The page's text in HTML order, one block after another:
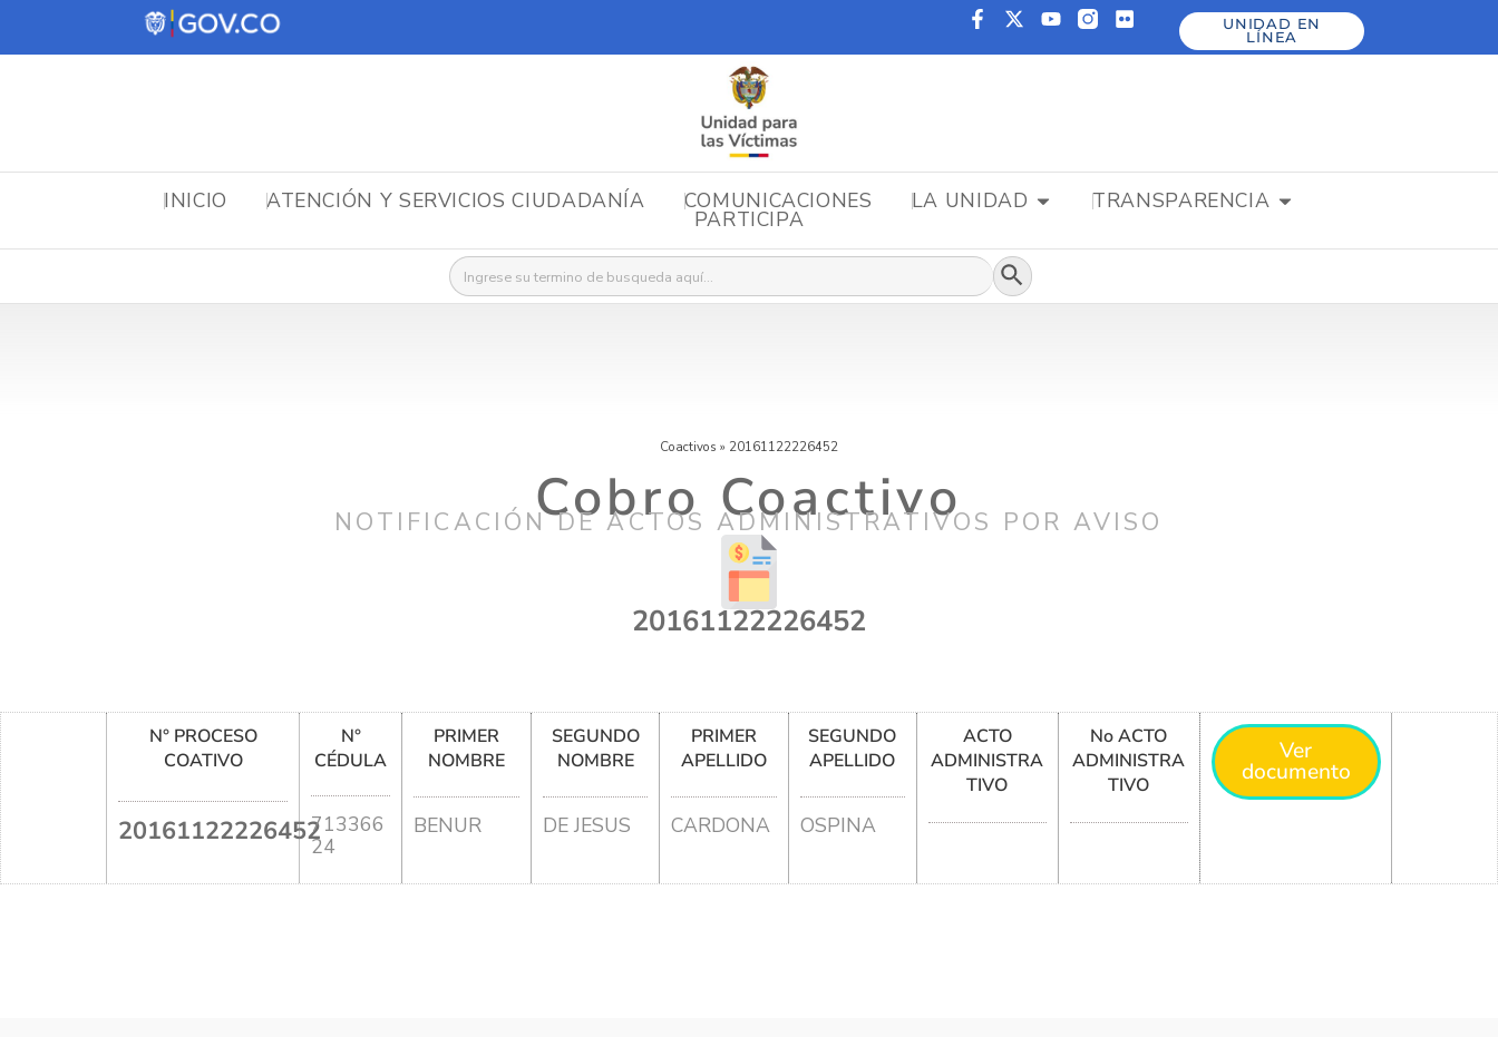
UNIDAD EN
LÍNEA
INICIO ATENCIÓN Y SERVICIOS CIUDADANÍA COMUNICACIONES LA UNIDAD TRANSPARENCIA
PARTICIPA
Buscar: Botón de búsqueda
Coactivos » 20161122226452
Cobro Coactivo
NOTIFICACIÓN DE ACTOS ADMINISTRATIVOS POR AVISO
20161122226452
N° PROCESO
COATIVO
20161122226452
N°
CÉDULA
713366
24
PRIMER
NOMBRE
BENUR
SEGUNDO
NOMBRE
DE JESUS
PRIMER
APELLIDO
CARDONA
SEGUNDO
APELLIDO
OSPINA
ACTO
ADMINISTRA
TIVO
No ACTO
ADMINISTRA
TIVO
Ver
documento